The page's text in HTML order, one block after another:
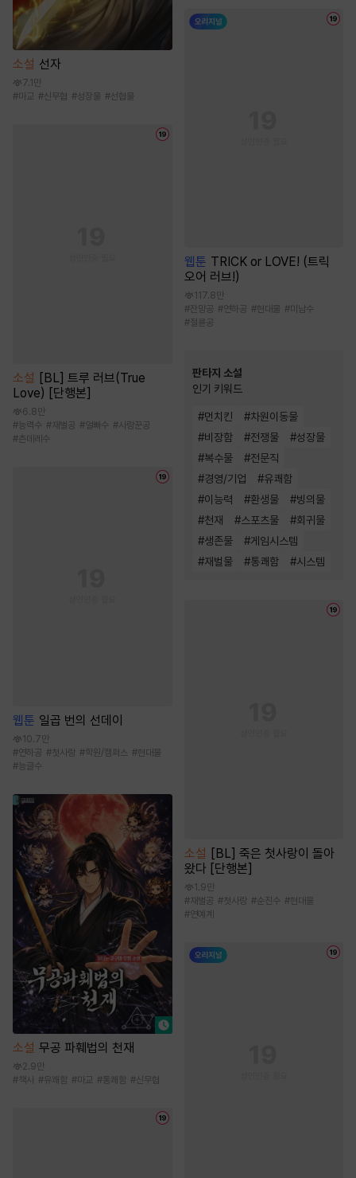
소설 선자
7.1만
#마교 #신무협 #성장물 #선협물
소설 [BL] 트루 러브(True
Love) [단행본]
6.8만
#능력수 # 재벌공 #얼빠수 #사랑꾼공
#츤데레수
웹툰 일곱 번의 선데이
10.7만
#연하공 #첫사랑 #학원/캠퍼스 #현대물
#능글수
소설 무공 파훼법의 천재
2.9만
# 책사 #유쾌함 #마교 #통쾌함 #신무협
웹툰 TRICK or LOVE! (트릭
오어 러브!)
117.8만
#잔망공 #연하공 #현대물 #미남수
#절륜공
판타지 소설
인기 키워드
#먼치킨 #차원이동물
#비장함 #전쟁물 #성장물
#복수물 #전문직
#경영/기업 #유쾌함
#이능력 #환생물 #빙의물
#천재 #스포츠물 #회귀물
#생존물 #게임시스템
#재벌물 #통쾌함 #시스템
소설
[BL] 죽은 첫사랑이 돌아
왔다 [단행본]
1.9만
#재벌공 #첫사랑 #순진수 #현대물
#연예계